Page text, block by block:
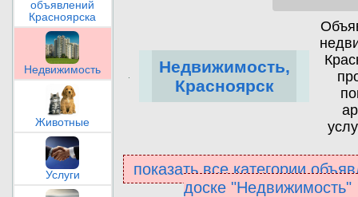
объявлений
Красноярска
Недвижимость
Животные
Услуги
Недвижимость,
Красноярск
показать все категории
доске "Недвижимость"